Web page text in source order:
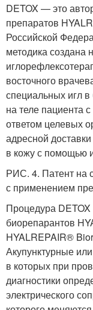
DETOX — это
препаратов
Российской
методика создана
восточного
специальных игл
на теле пациента
ответом целевых
адресной
в кожу с помощью
РИС. 4. Патент на
с применением
Процедура
биорепарантов
HYALREPAIR®
Акупунктурные
в которых при
диагностики
электрического